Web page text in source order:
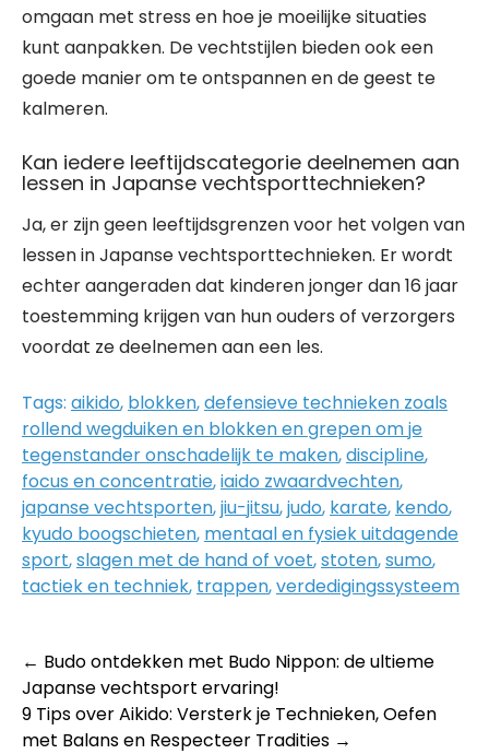
omgaan met stress en hoe je moeilijke situaties
kunt aanpakken. De vechtstijlen bieden ook een
goede manier om te ontspannen en de geest te
kalmeren.
Kan iedere leeftijdscategorie deelnemen aan
lessen in Japanse vechtsporttechnieken?
Ja, er zijn geen leeftijdsgrenzen voor het volgen van
lessen in Japanse vechtsporttechnieken. Er wordt
echter aangeraden dat kinderen jonger dan 16 jaar
toestemming krijgen van hun ouders of verzorgers
voordat ze deelnemen aan een les.
Tags: aikido, blokken,defensieve technieken zoals
rollend wegduiken en blokken en grepen om je
tegenstander onschadelijk te maken,discipline,
focus en concentratie,iaido zwaardvechten,
japanse vechtsporten,jiu-jitsu,judo, karate, kendo,
kyudo boogschieten, mentaal en fysiek uitdagende
sport,slagen met de hand of voet,stoten,sumo,
tactiek en techniek, trappen,verdedigingssysteem
Post
navigation
← Budo ontdekken met Budo Nippon: de ultieme
Japanse vechtsport ervaring!
9 Tips over Aikido: Versterk je Technieken, Oefen
met Balans en Respecteer Tradities →